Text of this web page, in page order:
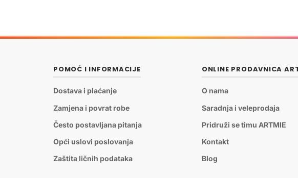
POMOĆ I INFORMACIJE
Dostava i plaćanje
Zamjena i povrat robe
Često postavljana pitanja
Opći uslovi poslovanja
Zaštita ličnih podataka
ONLINE PRODAVNICA
O nama
Saradnja i veleprodaja
Pridruži se timu ARTMIE
Kontakt
Blog